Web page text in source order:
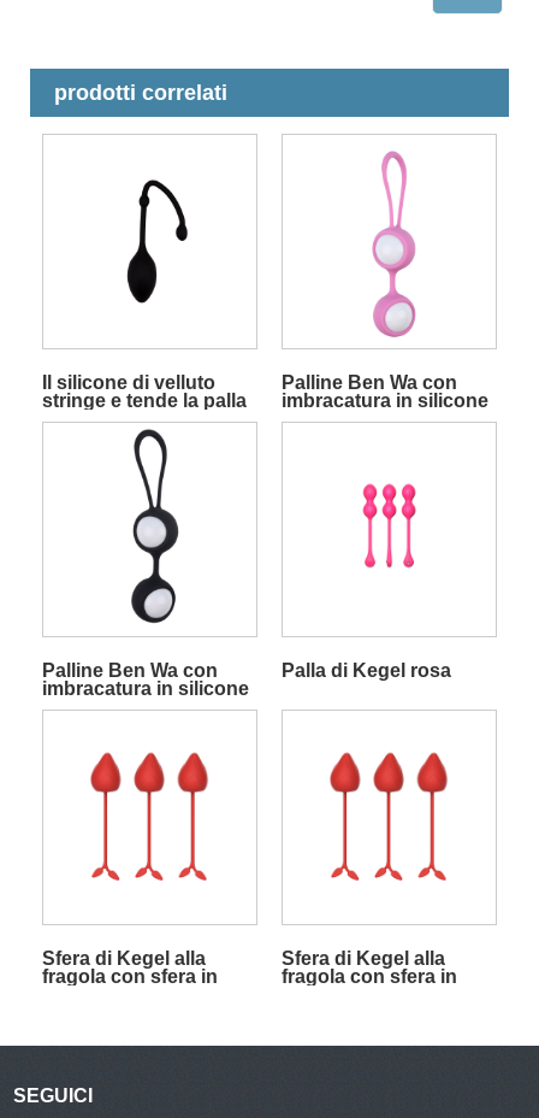
prodotti correlati
Il silicone di velluto
stringe e tende la palla
Jiggle Ben Wa per
l'esercizio di Kegel
Palline Ben Wa con
imbracatura in silicone
e palline rotolanti per
Palline Ben Wa con
imbracatura in silicone
e palline rotolanti per
Palla di Kegel rosa
Sfera di Kegel alla
fragola con sfera in
Sfera di Kegel alla
fragola con sfera in
SEGUICI